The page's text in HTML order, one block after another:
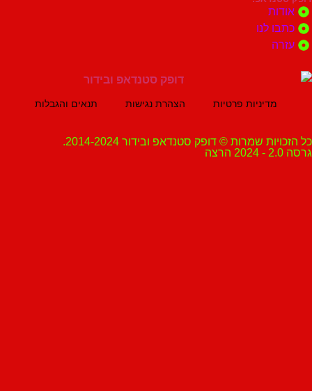
לנו
מדיניות פרטיות הצהרת נגישות תנאים והגבלות
שמרות © דופק סטנדאפ ובידור 2014-2024.